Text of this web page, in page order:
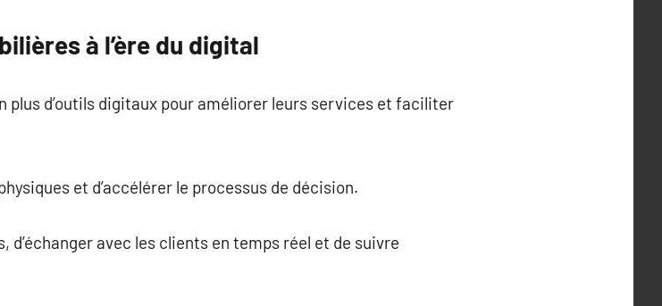
à l’ère du digital
plus d’outils digitaux pour améliorer leurs services et faciliter
et d’accélérer le processus de décision.
avec les clients en temps réel et de suivre